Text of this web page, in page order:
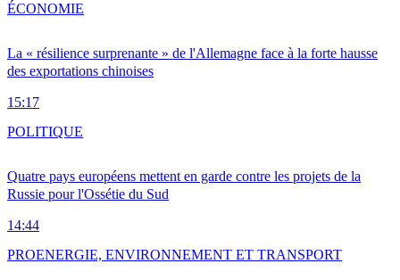
La « résilience surprenante » de l'Allemagne face à la forte hausse
des exportations chinoises
15:17
ÉCONOMIE
Quatre pays européens mettent en garde contre les projets de la
Russie pour l'Ossétie du Sud
14:44
POLITIQUE
PROENERGIE, ENVIRONNEMENT ET TRANSPORT